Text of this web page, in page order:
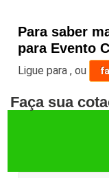
Para saber
para Evento
Ligue para,ou
Faça sua